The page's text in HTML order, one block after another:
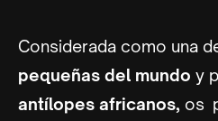
Considerada como una
pequeñas del mundo y
antílopes africanos, os